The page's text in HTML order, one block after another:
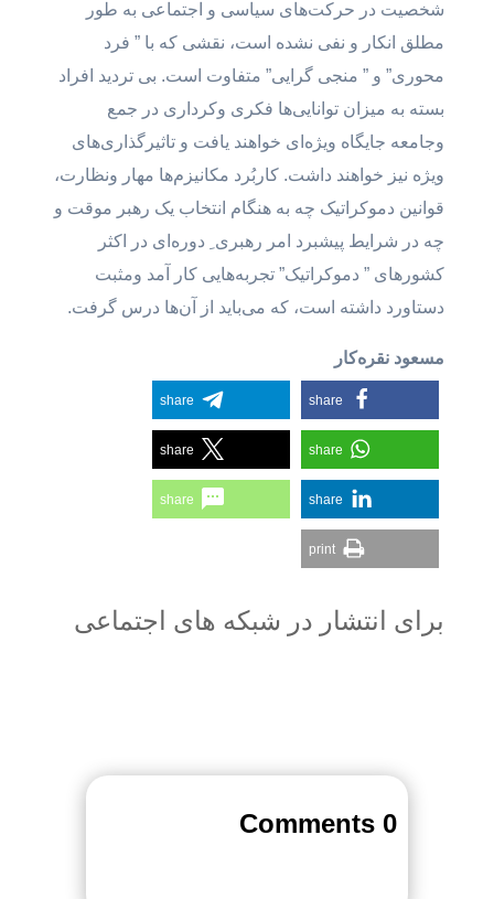
شخصیت در حرکت‌های سیاسی و اجتماعی به طور
مطلق انکار و نفی نشده است، نقشی که با ” فرد
محوری” و ” منجی گرایی” متفاوت است. بی تردید افراد
بسته به میزان توانایی‌ها فکری وکرداری در جمع
وجامعه جایگاه ویژه‌ای خواهند یافت و تاثیرگذاری‌های
ویژه نیز خواهند داشت. کاربُرد مکانیزم‌ها مهار ونظارت،
قوانین دموکراتیک چه به هنگام انتخاب یک رهبر موقت و
چه در شرایط پیشبرد امر رهبری ِ دوره‌ای در اکثر
کشورهای ” دموکراتیک” تجربه‌هایی کار آمد ومثبت
دستاورد داشته است، که می‌باید از آن‌ها درس گرفت.
مسعود نقره‌کار
share
share
share
share
share
share
print
برای انتشار در شبکه های اجتماعی
0 Comments